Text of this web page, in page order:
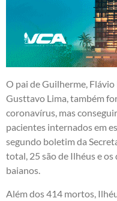
O pai de Guilherme,
Gusttavo Lima, também
coronavírus, mas
pacientes internados em
segundo boletim da
total, 25 são de Ilhéus e
baianos.
Além dos 414 mortos,